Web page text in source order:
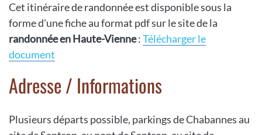
Cet itinéraire de randonnée est disponible sous la
forme d'une fiche au format pdf sur le site de la
randonnée en Haute-Vienne:Télécharger le
document
Adresse / Informations
Plusieurs départs possible, parkings de Chabannes au